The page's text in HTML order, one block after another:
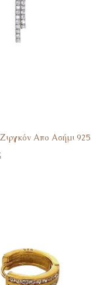
Απο Ασήμι 925